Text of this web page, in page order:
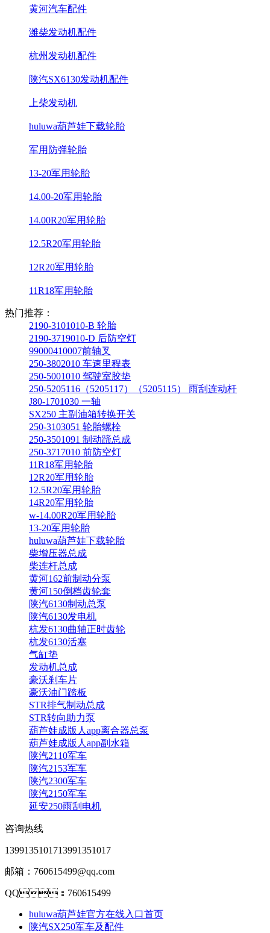
黄河汽车配件
潍柴发动机配件
杭州发动机配件
陕汽SX6130发动机配件
上柴发动机
huluwa葫芦娃下载轮胎
军用防弹轮胎
13-20军用轮胎
14.00-20军用轮胎
14.00R20军用轮胎
12.5R20军用轮胎
12R20军用轮胎
11R18军用轮胎
热门推荐：
2190-3101010-B 轮胎
2190-3719010-D 后防空灯
99000410007前轴叉
250-3802010 车速里程表
250-5001010 驾驶室胶垫
250-5205116（5205117）（5205115） 雨刮连动杆
J80-1701030 一轴
SX250 主副油箱转换开关
250-3103051 轮胎螺栓
250-3501091 制动蹄总成
250-3717010 前防空灯
11R18军用轮胎
12R20军用轮胎
12.5R20军用轮胎
14R20军用轮胎
w-14.00R20军用轮胎
13-20军用轮胎
huluwa葫芦娃下载轮胎
柴增压器总成
柴连杆总成
黄河162前制动分泵
黄河150倒档齿轮套
陕汽6130制动总泵
陕汽6130发电机
杭发6130曲轴正时齿轮
杭发6130活塞
气缸垫
发动机总成
豪沃刹车片
豪沃油门踏板
STR排气制动总成
STR转向助力泵
葫芦娃成版人app离合器总泵
葫芦娃成版人app副水箱
陕汽2110军车
陕汽2153军车
陕汽2300军车
陕汽2150军车
延安250雨刮电机
咨询热线
1399135101713991351017
邮箱：760615499@qq.com
QQ：760615499
huluwa葫芦娃官方在线入口首页
陕汽SX250军车及配件